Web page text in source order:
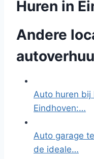
Huren in
Andere
Auto huren bij
Eindhoven:…
Auto garage
de ideale…